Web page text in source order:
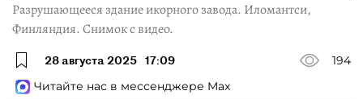
Разрушающееся здание икорного завода. Иломантси,
Финляндия. Снимок с видео.
28 августа 2025 17:09
194
Читайте нас в мессенджере Max